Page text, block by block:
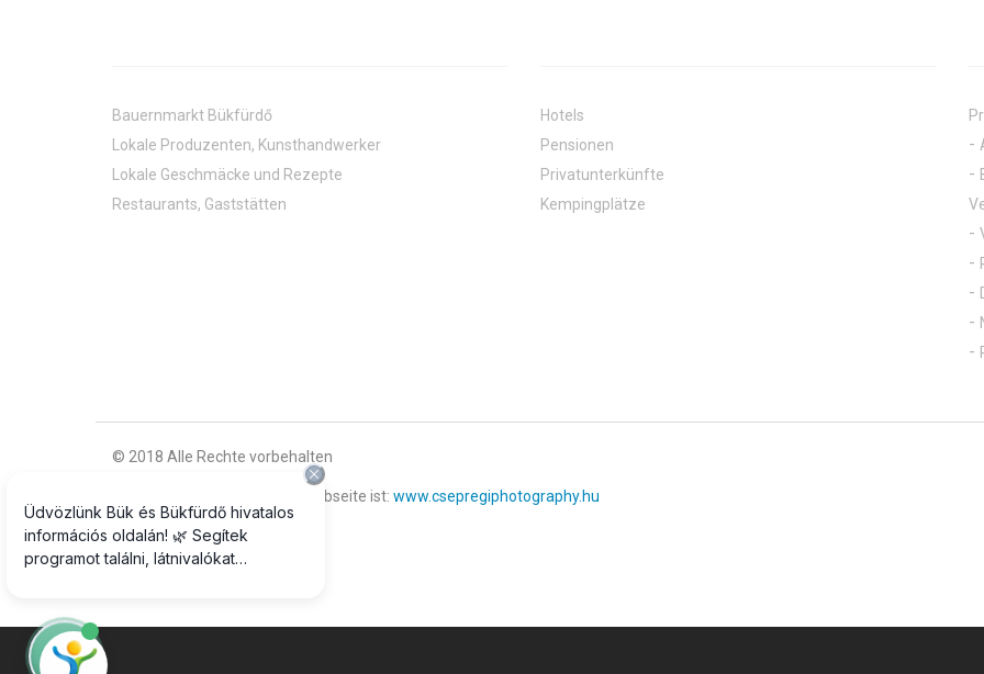
Bauernmarkt Bükfürdő
Lokale Produzenten, Kunsthandwerker
Lokale Geschmäcke und Rezepte
Restaurants, Gaststätten
Hotels
Pensionen
Privatunterkünfte
Kempingplätze
© 2018 Alle Rechte vorbehalten
Offizieller Fotograf unserer Webseite ist: www.csepregiphotography.hu